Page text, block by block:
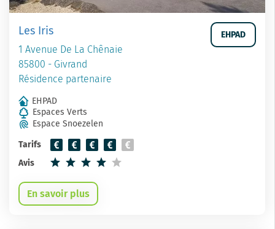
Les Iris
1 Avenue De La Chênaie
85800 - Givrand
Résidence partenaire
EHPAD
EHPAD
Espaces Verts
Espace Snoezelen
Tarifs
Avis
En savoir plus